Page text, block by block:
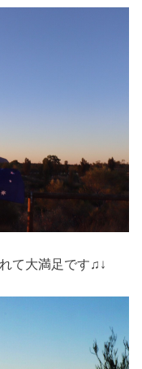
て大満足です♫↓